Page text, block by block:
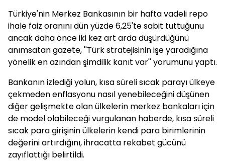
Türkiye'nin Merkez Bankasının bir hafta vadeli repo
ihale faiz oranını dün yüzde 6,25'te sabit tuttuğunu
ancak daha önce iki kez art arda düşürdüğünü
anımsatan gazete, ''Türk stratejisinin işe yaradığına
yönelik en azından şimdilik kanıt var'' yorumunu yaptı.
Bankanın izlediği yolun, kısa süreli sıcak parayı ülkeye
çekmeden enflasyonu nasıl yenebileceğini düşünen
diğer gelişmekte olan ülkelerin merkez bankaları için
de model olabileceği vurgulanan haberde, kısa süreli
sıcak para girişinin ülkelerin kendi para birimlerinin
değerini artırdığını, ihracatta rekabet gücünü
zayıflattığı belirtildi.